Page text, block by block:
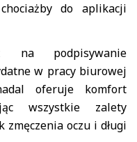
do aplikacji
na podpisywanie
w pracy biurowej
oferuje komfort
wszystkie zalety
oczu i długi